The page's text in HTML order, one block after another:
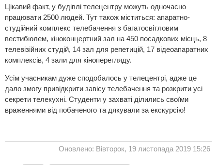
Цікавий факт, у будівлі телецентру можуть одночасно
працювати 2500 людей. Тут також міститься: апаратно-
студійний комплекс телебачення з багатосвітловим
вестибюлем, кіноконцертний зал на 450 посадкових місць, 8
телевізійних студій, 14 зал для репетицій, 17 відеоапаратних
комплексів, 4 зали для кіноперегляду.
Усім учасникам дуже сподобалось у телецентрі, адже це
дало змогу привідкрити завісу телебачення та розкрити усі
секрети телекухні. Студенти у захваті ділились своїми
враженнями від побаченого та дякували за екскурсію!
Оновлено: Вівторок, 19 листопада 2019 15:26